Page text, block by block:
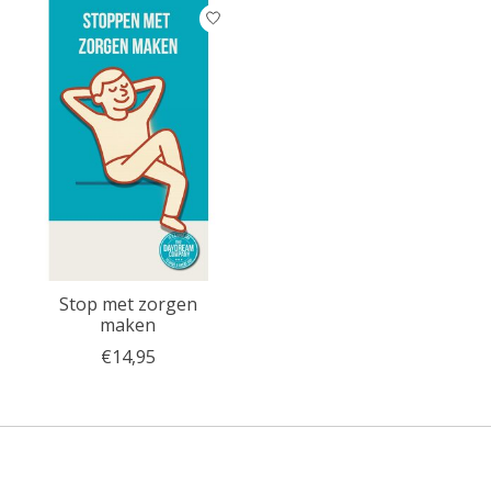
Stop met zorgen
maken
€14,95